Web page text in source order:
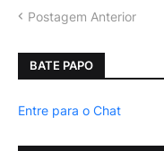
Postagem Anterior
BATE PAPO
Entre para o Chat